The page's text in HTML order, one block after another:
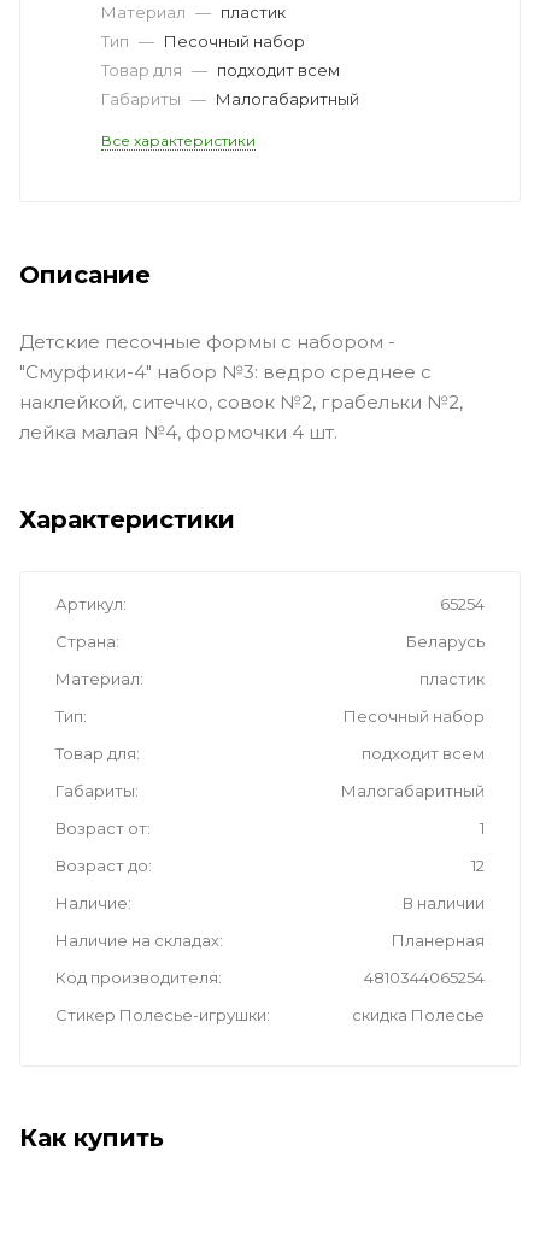
Материал — пластик
Тип — Песочный набор
Товар для — подходит всем
Габариты — Малогабаритный
Все характеристики
Описание
Детские песочные формы с набором -
"Смурфики-4" набор №3: ведро среднее с
наклейкой, ситечко, совок №2, грабельки №2,
лейка малая №4, формочки 4 шт.
Характеристики
Артикул
65254
Страна
Беларусь
Материал
пластик
Тип
Песочный набор
Товар для
подходит всем
Габариты
Малогабаритный
Возраст от
1
Возраст до
12
Наличие
В наличии
Наличие на складах
Планерная
Код производителя
4810344065254
Стикер Полесье-игрушки
скидка Полесье
Как купить